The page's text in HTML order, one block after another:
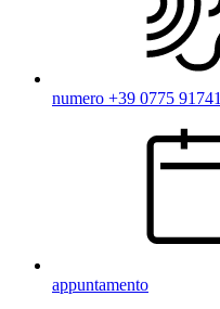
numero +39 0775 91741
appuntamento